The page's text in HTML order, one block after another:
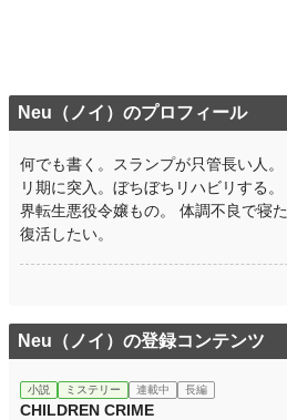
Neu（ノイ）のプロフィール
何でも書く。スランプが只管長い人
リ期に突入。ぼちぼちリハビリする
界転生悪役令嬢もの。 体調不良で寝
復活したい。
Neu（ノイ）の登録コンテンツ
小説 ミステリー 連載中 長編
CHILDREN CRIME